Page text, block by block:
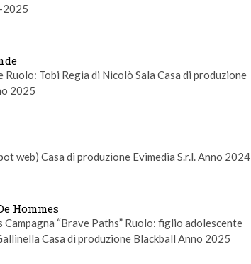
2025
Ruolo: Tobi Regia di Nicolò Sala Casa di produzione
2025
web) Casa di produzione Evimedia S.r.l. Anno 2024
Hommes
Campagna “Brave Paths” Ruolo: figlio adolescente
Casa di produzione Blackball Anno 2025